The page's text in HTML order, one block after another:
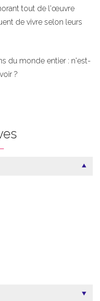
tout de l'œuvre
de vivre selon leurs
du monde entier : n'est-
?